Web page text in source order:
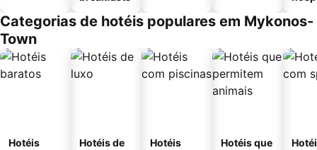
Categorias de hotéis populares em Mykonos-
Town
Hotéis
Hotéis de
Hotéis
Hotéis que